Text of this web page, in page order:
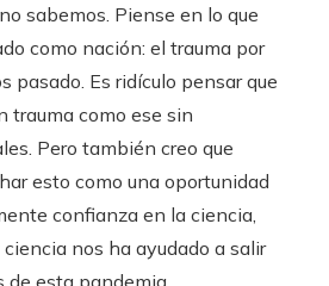
sabemos. Piense en lo que
como nación: el trauma por
pasado. Es ridículo pensar que
trauma como ese sin
Pero también creo que
esto como una oportunidad
confianza en la ciencia,
ciencia nos ha ayudado a salir
de esta pandemia.